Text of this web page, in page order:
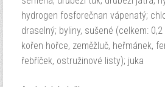
hydrogen fosforečnan vápenatý;
draselný; byliny, sušené (celkem: 0,2
kořen hořce, zeměžluč, heřmánek,
řebříček, ostružinové listy); juka